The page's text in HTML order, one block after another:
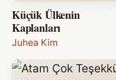
Küçük Ülkenin
Kaplanları
Juhea Kim